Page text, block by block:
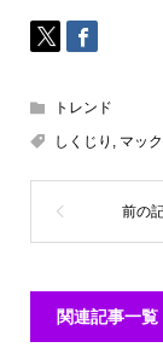
トレンド
しくじり , マッ
関連記事一覧